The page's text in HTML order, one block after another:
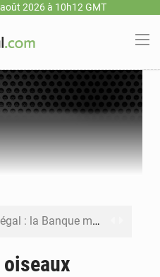
2026 à 10h12 GMT
Sénégal : la Banque mondiale annonce un financement de 340 milliards FCFA pour soutenir les priorités de la Vision Sénégal 2050